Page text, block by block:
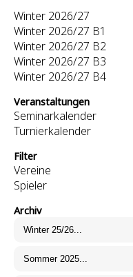
Winter 2026/27
Winter 2026/27 B1
Winter 2026/27 B2
Winter 2026/27 B3
Winter 2026/27 B4
Veranstaltungen
Seminarkalender
Turnierkalender
Filter
Vereine
Spieler
Archiv